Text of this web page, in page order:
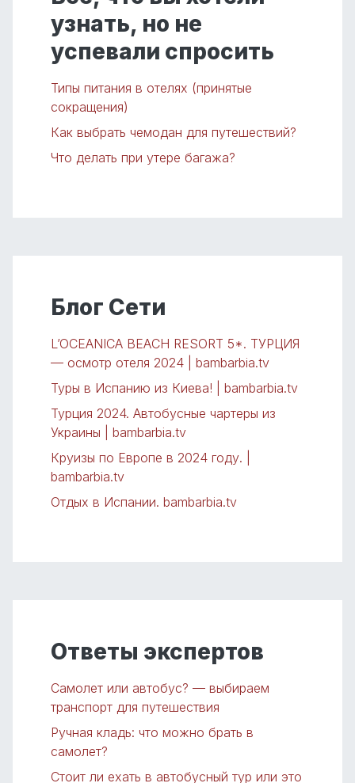
узнать, но не
успевали спросить
Типы питания в отелях (принятые
сокращения)
Как выбрать чемодан для путешествий?
Что делать при утере багажа?
Блог Сети
L’OCEANICA BEACH RESORT 5*. ТУРЦИЯ
— осмотр отеля 2024 | bambarbia.tv
Туры в Испанию из Киева! | bambarbia.tv
Турция 2024. Автобусные чартеры из
Украины | bambarbia.tv
Круизы по Европе в 2024 году. |
bambarbia.tv
Отдых в Испании. bambarbia.tv
Ответы экспертов
Самолет или автобус? — выбираем
транспорт для путешествия
Ручная кладь: что можно брать в
самолет?
Стоит ли ехать в автобусный тур или это